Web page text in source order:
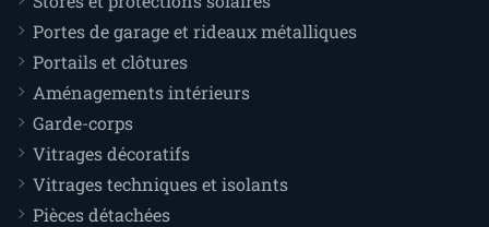
Portes de garage et rideaux métalliques
Portails et clôtures
Aménagements intérieurs
Garde-corps
Vitrages décoratifs
Vitrages techniques et isolants
Pièces détachées